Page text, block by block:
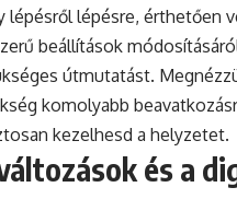
lépésről lépésre, érthetően
beállítások
útmutatást.
komolyabb
kezelhesd a helyzetet.
és a